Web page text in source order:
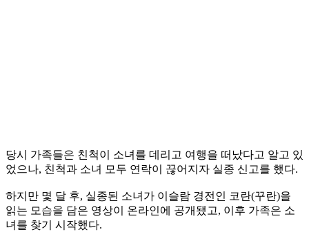
당시 가족들은 친척이 소녀를 데리고 여행을 떠났다고 알고 있
었으나, 친척과 소녀 모두 연락이 끊어지자 실종 신고를 했다.
하지만 몇 달 후, 실종된 소녀가 이슬람 경전인 코란(꾸란)을
읽는 모습을 담은 영상이 온라인에 공개됐고, 이후 가족은 소
녀를 찾기 시작했다.